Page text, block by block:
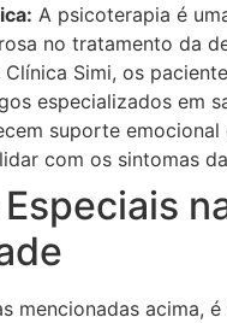
A psicoterapia é
no tratamento da
Simi, os
especializados em
suporte emocional
com os sintomas
mencionadas acima,